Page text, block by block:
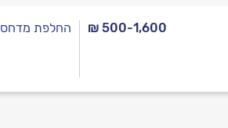
₪ 500-1,600 החלפת מדחס